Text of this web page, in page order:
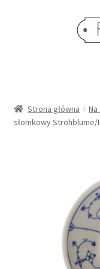
OBRAZY
OŚWIETLENIE
Strona główna Na
słomkowy Strohblume/